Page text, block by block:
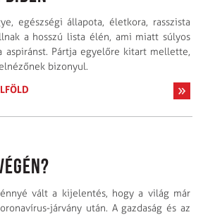
egészségi állapota, életkora, rasszista
a hosszú lista élén, ami miatt súlyos
aspiránst. Pártja egyelőre kitart mellette,
bizonyul.
vált a kijelentés, hogy a világ már
járvány után. A gazdaság és az